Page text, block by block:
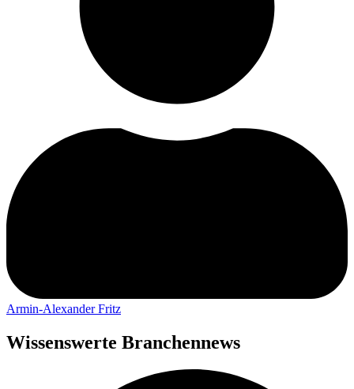
Armin-Alexander Fritz
Wissenswerte Branchennews